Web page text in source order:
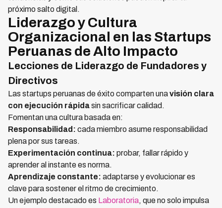
próximo salto digital.
Liderazgo y Cultura
Organizacional en las Startups
Peruanas de Alto Impacto
Lecciones de Liderazgo de Fundadores y
Directivos
Las startups peruanas de éxito comparten unavisión clara
con ejecución rápidasin sacrificar calidad.
Fomentan una cultura basada en:
Responsabilidad: cada miembro asume responsabilidad
plena por sus tareas.
Experimentación continua: probar, fallar rápido y
aprender al instante es norma.
Aprendizaje constante: adaptarse y evolucionar es
clave para sostener el ritmo de crecimiento.
Un ejemplo destacado es Laboratoria, que no solo impulsa